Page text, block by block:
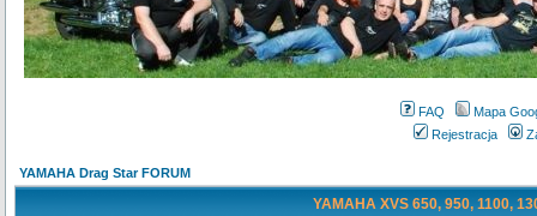
FAQ
Mapa
Rejestracja
YAMAHA Drag Star FORUM
YAMAHA XVS 650, 950, 1100,